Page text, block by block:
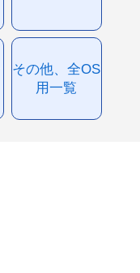
その他、全OS
用一覧